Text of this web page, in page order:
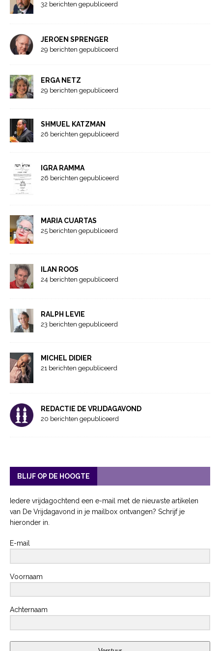
32 berichten gepubliceerd
JEROEN SPRENGER
29 berichten gepubliceerd
ERGA NETZ
29 berichten gepubliceerd
SHMUEL KATZMAN
26 berichten gepubliceerd
IGRA RAMMA
26 berichten gepubliceerd
MARIA CUARTAS
25 berichten gepubliceerd
ILAN ROOS
24 berichten gepubliceerd
RALPH LEVIE
23 berichten gepubliceerd
MICHEL DIDIER
21 berichten gepubliceerd
REDACTIE DE VRIJDAGAVOND
20 berichten gepubliceerd
BLIJF OP DE HOOGTE
Iedere vrijdagochtend een e-mail met de nieuwste artikelen
van De Vrijdagavond in je mailbox ontvangen? Schrijf je
hieronder in.
E-mail
Voornaam
Achternaam